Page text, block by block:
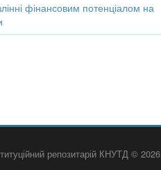
фінансовим потенціалом на
репозитарій КНУТД © 2026